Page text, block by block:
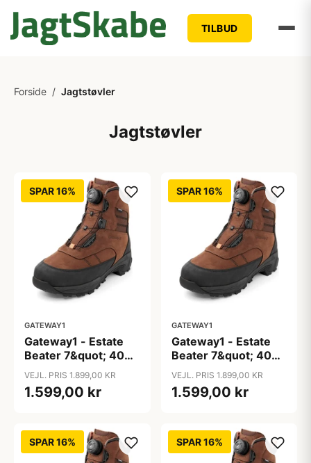
TILBUD
Forside / Jagtstøvler
Jagtstøvler
SPAR 16%
GATEWAY1
Gateway1 - Estate
Beater 7&quot; 400g
G1 Speed-Lacing
VEJL. PRIS 1.899,00 KR
1.599,00 kr
SPAR 16%
GATEWAY1
Gateway1 - Estate
Beater 7&quot; 400g
G1 Speed-Lacing
VEJL. PRIS 1.899,00 KR
1.599,00 kr
SPAR 16% SPAR 16%